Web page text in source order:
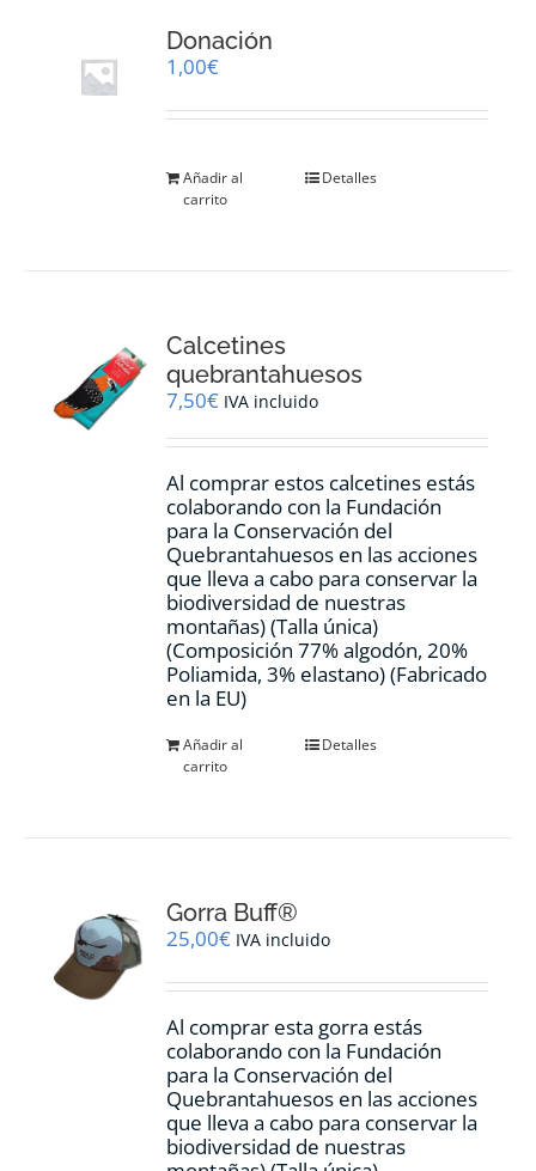
Donación
1,00€
Añadir al
carrito
Detalles
Calcetines
quebrantahuesos
7,50€ IVA incluido
Al comprar estos calcetines estás
colaborando con la Fundación
para la Conservación del
Quebrantahuesos en las acciones
que lleva a cabo para conservar la
biodiversidad de nuestras
montañas) (Talla única)
(Composición 77% algodón, 20%
Poliamida, 3% elastano) (Fabricado
en la EU)
Añadir al
carrito
Detalles
Gorra Buff®
25,00€ IVA incluido
Al comprar esta gorra estás
colaborando con la Fundación
para la Conservación del
Quebrantahuesos en las acciones
que lleva a cabo para conservar la
biodiversidad de nuestras